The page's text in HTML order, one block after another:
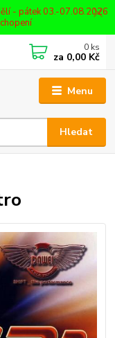
- pátek 03.-07.08.2026
Menu
Hledat
0 ks
za 0,00 Kč